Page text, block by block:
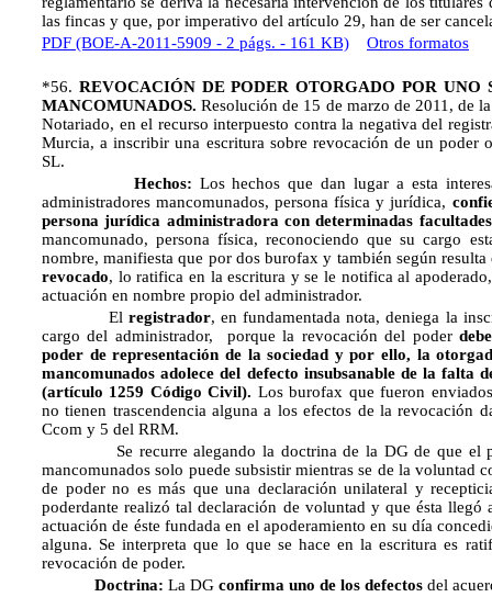
las fincas y que, por imperativo del artículo 29, han de ser
PDF (BOE-A-2011-5909 - 2 págs. - 161 KB)
Otros formatos
*56. REVOCACIÓN DE PODER OTORGADO POR UNO
MANCOMUNADOS. Resolución de 15 de marzo de 2011, de
Notariado, en el recurso interpuesto contra la negativa del
Murcia, a inscribir una escritura sobre revocación de un poder
SL.
Hechos: Los hechos que dan lugar a esta
administradores mancomunados, persona física y jurídica,
persona jurídica administradora con determinadas facultades
mancomunado, persona física, reconociendo que su cargo
nombre, manifiesta que por dos burofax y también según
revocado, lo ratifica en la escritura y se le notifica al
actuación en nombre propio del administrador.
Elregistrador, en fundamentada nota, deniega la
cargo del administrador, porque la revocación del poder
poder de representación de la sociedad y por ello, la
mancomunados adolece del defecto insubsanable de la
(artículo 1259 Código Civil). Los burofax que fueron
no tienen trascendencia alguna a los efectos de la revocación
Ccom y 5 del RRM.
Se recurre alegando la doctrina de la DG de que el
mancomunados solo puede subsistir mientras se de la voluntad
de poder no es más que una declaración unilateral y
poderdante realizó tal declaración de voluntad y que ésta
actuación de éste fundada en el apoderamiento en su día
alguna. Se interpreta que lo que se hace en la escritura es
revocación de poder.
Doctrina: La DG confirma uno de los defectos del